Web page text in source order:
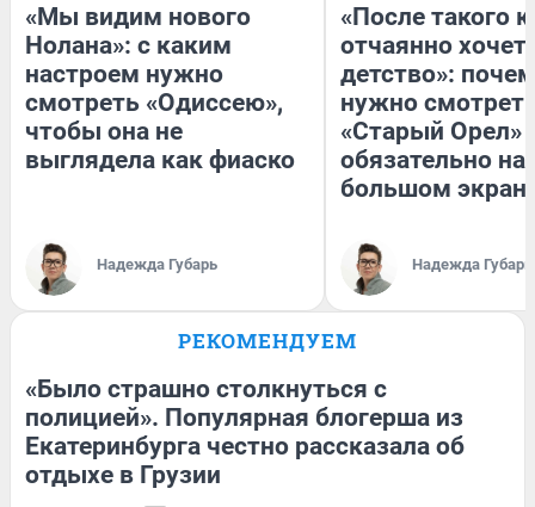
«Мы видим нового
Нолана»: с каким
настроем нужно
смотреть «Одиссею»,
чтобы она не
выглядела как фиаско
Надежда Губарь
«После такого
отчаянно
детство»:
нужно
«Старый Орел»
обязательно на
большом
Надежда Губарь
РЕКОМЕНДУЕМ
«Было страшно столкнуться с
полицией». Популярная блогерша из
Екатеринбурга честно рассказала об
отдыхе в Грузии